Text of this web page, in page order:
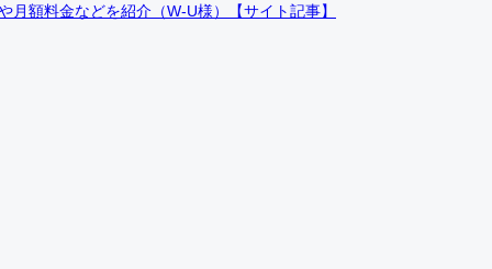
額料金などを紹介（W-U様）【サイト記事】